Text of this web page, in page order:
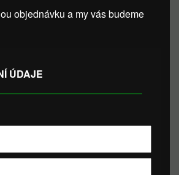
objednávku a my vás budeme
ÚDAJE